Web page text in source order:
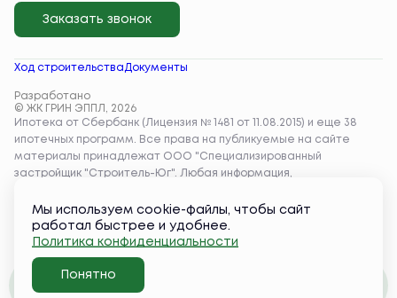
Ход строительстваДокументы
Разработано
© ЖК ГРИН ЭППЛ, 2026
Заказать звонок
Забронировать
Мы используем cookie-файлы, чтобы сайт
работал быстрее и удобнее.
Политика конфиденциальности
Понятно